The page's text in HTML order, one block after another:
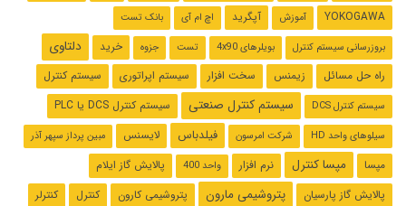
YOKOGAWA آموزش آپگرید اچ ام آی
بانک تست
بروزرسانی سیستم کنترل
بویلرهای 4x90 تست جزوه خرید دلتاوی
راه حل مسائل زیمنس سخت افزار سیستم اپراتوری سیستم کنترل
سیستم کنترل DCS سیستم کنترل صنعتی سیستم کنترل ‌DCS یا PLC
سیلوهای واحد HD شرکت امرسون فیلدباس لایسنس مبین پرداز سپهر آذر
مپسا مپسا کنترل نرم افزار واحد 400
پالایش گاز ایلام
پالایش گاز پارسیان
پتروشیمی مارون پتروشیمی کارون کنترل کنترلر